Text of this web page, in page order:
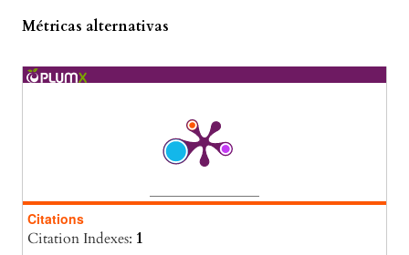
Métricas alternativas
Citations
Citation Indexes: 1